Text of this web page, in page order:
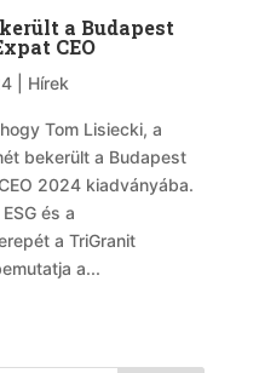
a Budapest
CEO
| Hírek
Tom Lisiecki, a
bekerült a Budapest
2024 kiadványába.
és a
a TriGranit
a...